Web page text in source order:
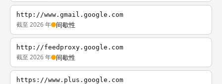
http://www.gmail.google.com
截至 2026 年 间歇性
http://feedproxy.google.com
截至 2026 年 间歇性
https://www.plus.google.com